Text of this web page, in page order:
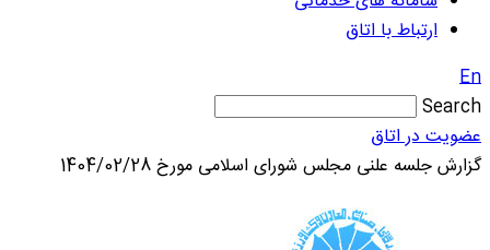
ارتباط با اتاق
En
Search
عضویت در اتاق
گزارش جلسه علنی مجلس شورای اسلامی مورخ 1404/02/28